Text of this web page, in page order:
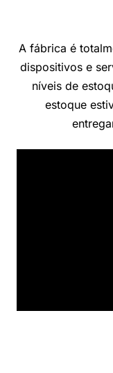
A fábrica é
dispositivos e
níveis de
estoque